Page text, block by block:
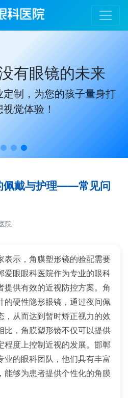
有眼镜的未来
制，为您的孩子量身打
觉体验！
佩戴与护理——常见问
院
表示，角膜塑形镜的验配需要
爱眼眼科医院作为专业的眼科
提供有效的近视防控方案。角
的硬性隐形眼镜，通过夜间佩
，从而达到暂时矫正视力的效
比，角膜塑形镜不仅可以提供
程度上控制近视的发展。邯郸
业的眼科团队，他们具有丰富
能够为患者提供个性化的角膜